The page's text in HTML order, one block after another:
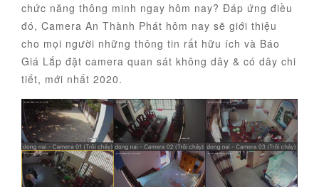
chức năng thông minh ngay hôm nay? Đáp ứng điều
đó, Camera An Thành Phát hôm nay sẽ giới thiệu
cho mọi người những thông tin rất hữu ích và Báo
Giá Lắp đặt camera quan sát không dây & có dây chi
tiết, mới nhất 2020.